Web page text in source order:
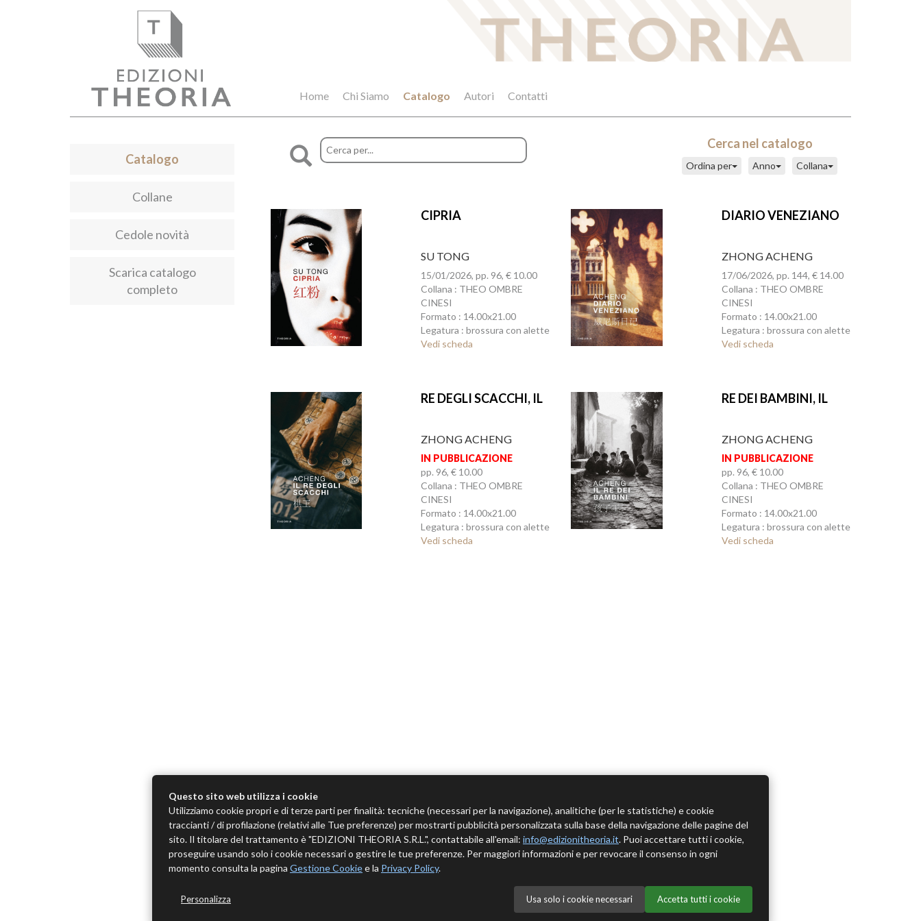
Home Chi Siamo Catalogo Autori Contatti
Catalogo
Collane
Cedole novità
Scarica catalogo
completo
Cerca nel catalogo
Collana
Anno
Ordina per
CIPRIA
SU TONG
15/01/2026, pp. 96, € 10.00
Collana : THEO OMBRE
CINESI
Formato : 14.00x21.00
Legatura : brossura con alette
Vedi scheda
DIARIO VENEZIANO
ZHONG ACHENG
17/06/2026, pp. 144, € 14.00
Collana : THEO OMBRE
CINESI
Formato : 14.00x21.00
Legatura : brossura con alette
Vedi scheda
RE DEGLI SCACCHI, IL
ZHONG ACHENG
IN PUBBLICAZIONE
pp. 96, € 10.00
Collana : THEO OMBRE
CINESI
Formato : 14.00x21.00
Legatura : brossura con alette
Vedi scheda
RE DEI BAMBINI, IL
ZHONG ACHENG
IN PUBBLICAZIONE
pp. 96, € 10.00
Collana : THEO OMBRE
CINESI
Formato : 14.00x21.00
Legatura : brossura con alette
Vedi scheda
Questo sito web utilizza i cookie
Utilizziamo cookie propri e di terze parti per finalità: tecniche (necessari per la navigazione), analitiche (per le statistiche) e cookie
traccianti / di profilazione (relativi alle Tue preferenze) per mostrarti pubblicità personalizzata sulla base della navigazione delle pagine del
sito. Il titolare del trattamento è "EDIZIONI THEORIA S.R.L.", contattabile all'email: info@edizionitheoria.it. Puoi accettare tutti i cookie,
proseguire usando solo i cookie necessari o gestire le tue preferenze. Per maggiori informazioni e per revocare il consenso in ogni
momento consulta la pagina Gestione Cookiee la Privacy Policy.
Personalizza Usa solo i cookie necessari Accetta tutti i cookie